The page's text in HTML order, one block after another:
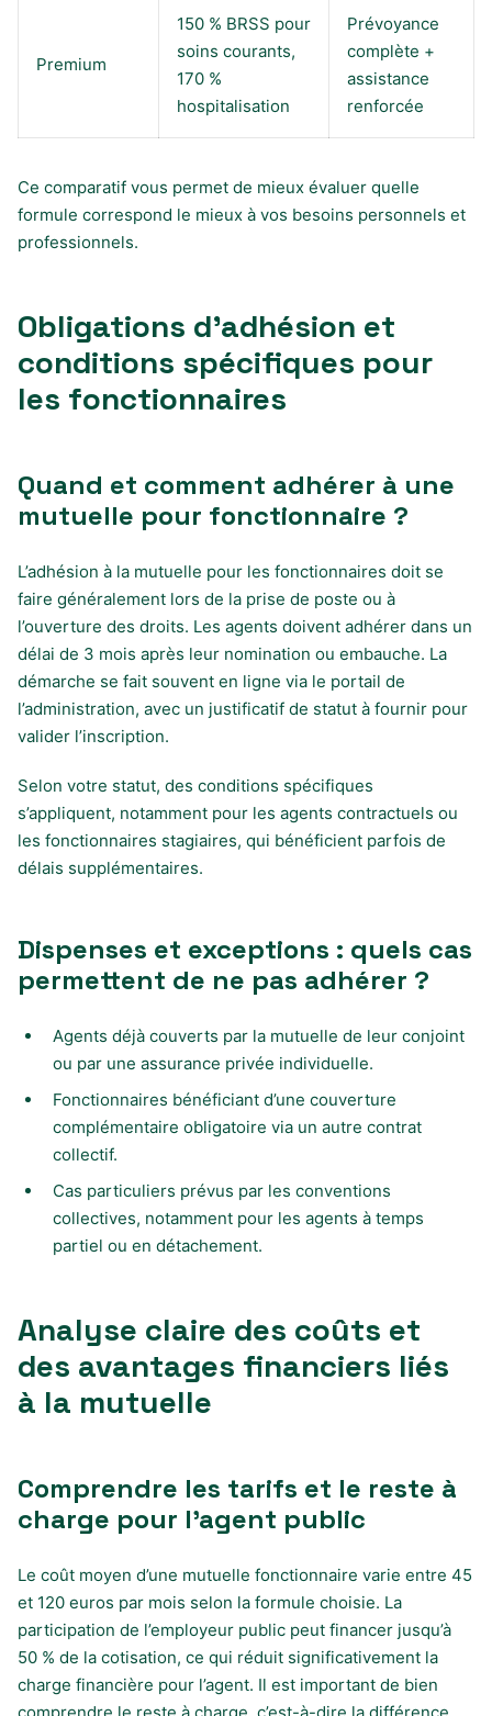
Premium
150 % BRSS pour
soins courants,
170 %
hospitalisation
Prévoyance
complète +
assistance
renforcée
Ce comparatif vous permet de mieux évaluer quelle
formule correspond le mieux à vos besoins personnels et
professionnels.
Obligations d’adhésion et
conditions spécifiques pour
les fonctionnaires
Quand et comment adhérer à une
mutuelle pour fonctionnaire ?
L’adhésion à la mutuelle pour les fonctionnaires doit se
faire généralement lors de la prise de poste ou à
l’ouverture des droits. Les agents doivent adhérer dans un
délai de 3 mois après leur nomination ou embauche. La
démarche se fait souvent en ligne via le portail de
l’administration, avec un justificatif de statut à fournir pour
valider l’inscription.
Selon votre statut, des conditions spécifiques
s’appliquent, notamment pour les agents contractuels ou
les fonctionnaires stagiaires, qui bénéficient parfois de
délais supplémentaires.
Dispenses et exceptions : quels cas
permettent de ne pas adhérer ?
Agents déjà couverts par la mutuelle de leur conjoint
ou par une assurance privée individuelle.
Fonctionnaires bénéficiant d’une couverture
complémentaire obligatoire via un autre contrat
collectif.
Cas particuliers prévus par les conventions
collectives, notamment pour les agents à temps
partiel ou en détachement.
Analyse claire des coûts et
des avantages financiers liés
à la mutuelle
Comprendre les tarifs et le reste à
charge pour l’agent public
Le coût moyen d’une mutuelle fonctionnaire varie entre 45
et 120 euros par mois selon la formule choisie. La
participation de l’employeur public peut financer jusqu’à
50 % de la cotisation, ce qui réduit significativement la
charge financière pour l’agent. Il est important de bien